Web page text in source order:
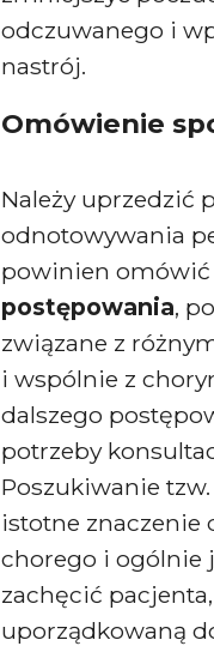
odczuwanego i
nastrój.
Omówienie
Należy uprzedzić
odnotowywania
powinien
postępowania,
związane z
i wspólnie z
dalszego
potrzeby
Poszukiwanie
istotne znaczenie
chorego i ogólnie
zachęcić
uporządkowaną